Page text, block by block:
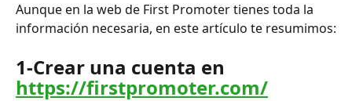
Aunque en la web de First Promoter tienes toda la
información necesaria, en este artículo te resumimos:
1-Crear una cuenta en
https://firstpromoter.com/